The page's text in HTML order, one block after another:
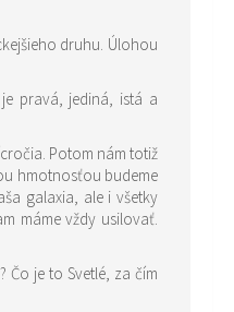
druhu. Úlohou
pravá, jediná, istá a
Potom nám totiž
hmotnosťou budeme
galaxia, ale i všetky
máme vždy usilovať.
je to Svetlé, za čím